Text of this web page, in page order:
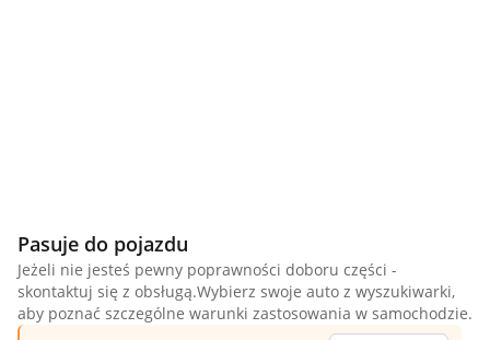
Pasuje do pojazdu
Jeżeli nie jesteś pewny poprawności doboru części -
skontaktuj się z obsługą.Wybierz swoje auto z wyszukiwarki,
aby poznać szczególne warunki zastosowania w samochodzie.